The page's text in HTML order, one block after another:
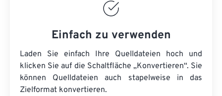
Einfach zu verwenden
Laden Sie einfach Ihre Quelldateien hoch und
klicken Sie auf die Schaltfläche „Konvertieren“. Sie
können Quelldateien auch stapelweise in das
Zielformat konvertieren.